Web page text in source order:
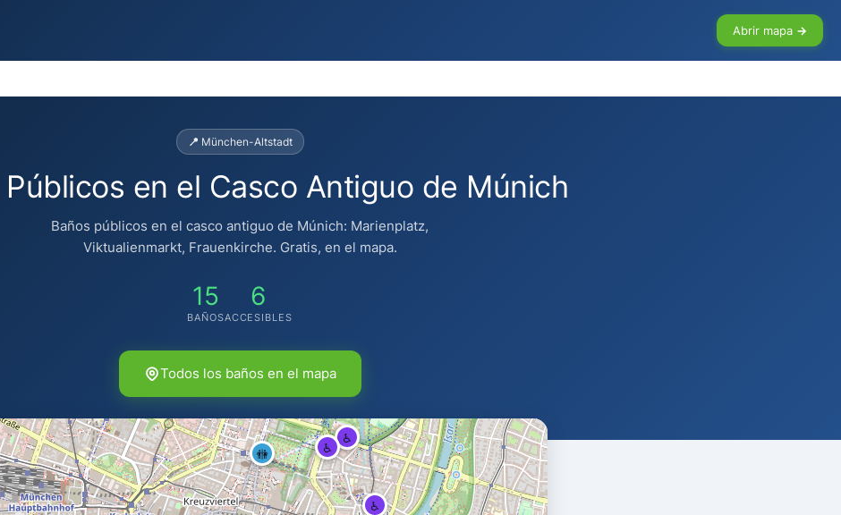
Abrir mapa →
📍 München-Altstadt
Públicos en el Casco Antiguo de Múnich
Baños públicos en el casco antiguo de Múnich: Marienplatz,
Viktualienmarkt, Frauenkirche. Gratis, en el mapa.
15
BAÑOS
6
ACCESIBLES
Todos los baños en el mapa
♿
🚻
♿
♿